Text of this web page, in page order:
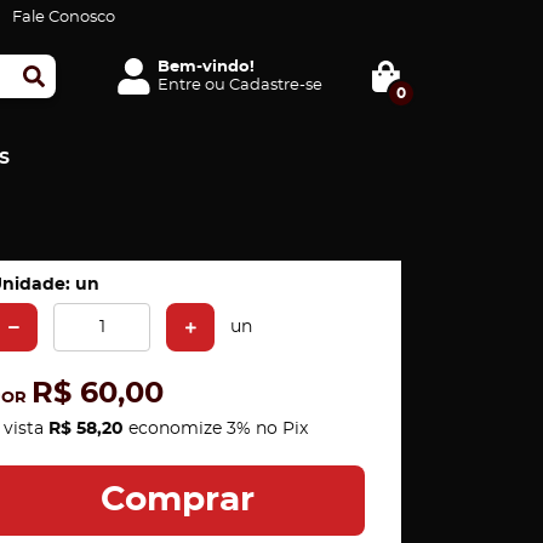
Fale Conosco
Bem-vindo!
Entreou Cadastre-se 0
un
un
R$ 60,00
vista R$ 58,20 economize3% no Pix
Comprar